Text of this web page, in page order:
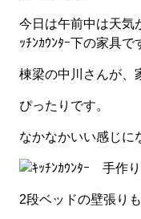
今日は午前中は天気
ｯﾁﾝｶｳﾝﾀｰ下の家具
棟梁の中川さんが、
ぴったりです。
なかなかいい感じに
2段ベッドの壁張り